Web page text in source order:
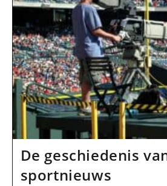
Off-
En
Online
Media
De geschiedenis
sportnieuws